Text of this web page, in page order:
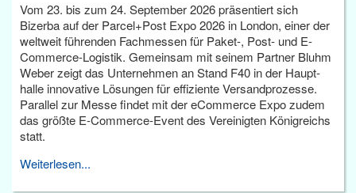
Vom 23. bis zum 24. September 2026 präsentiert sich
Bizerba auf der Parcel+Post Expo 2026 in London, einer der
weltweit führenden Fachmessen für Paket-, Post- und E-
Commerce-Logistik. Gemeinsam mit seinem Partner Bluhm
Weber zeigt das Unternehmen an Stand F40 in der Haupt­
halle innovative Lösungen für effiziente Versandprozesse.
Parallel zur Messe findet mit der eCommerce Expo zudem
das größte E-Commerce-Event des Vereinigten Königreichs
statt.
Weiterlesen...